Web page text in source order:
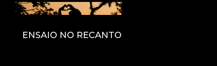
ENSAIO NO RECANTO